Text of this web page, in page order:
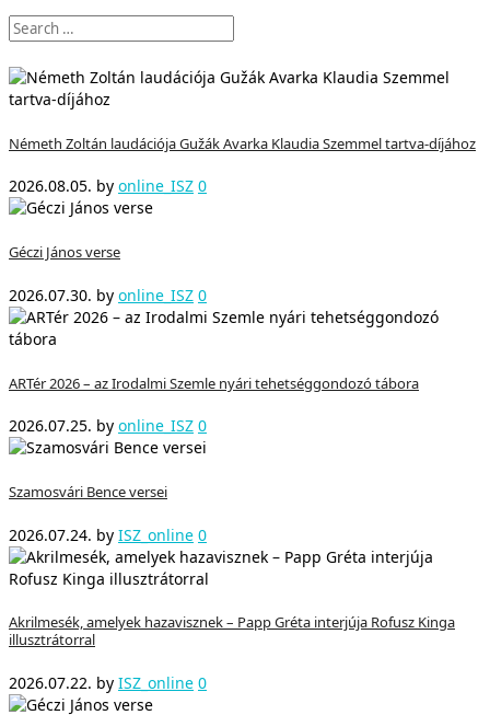
Németh Zoltán laudációja Gužák Avarka Klaudia Szemmel tartva-díjához
2026.08.05. by online_ISZ 0
Géczi János verse
2026.07.30. by online_ISZ 0
ARTér 2026 – az Irodalmi Szemle nyári tehetséggondozó tábora
2026.07.25. by online_ISZ 0
Szamosvári Bence versei
2026.07.24. by ISZ_online 0
Akrilmesék, amelyek hazavisznek – Papp Gréta interjúja Rofusz Kinga
illusztrátorral
2026.07.22. by ISZ_online 0